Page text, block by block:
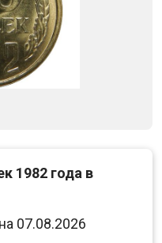
1982 года в
07.08.2026